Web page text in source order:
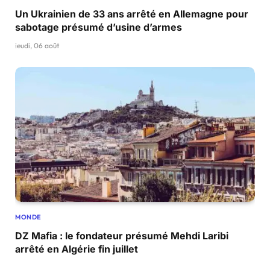
Un Ukrainien de 33 ans arrêté en Allemagne pour
sabotage présumé d’usine d’armes
jeudi, 06 août
MONDE
DZ Mafia : le fondateur présumé Mehdi Laribi
arrêté en Algérie fin juillet